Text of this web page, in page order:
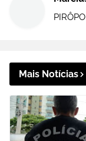
Mais Notícias